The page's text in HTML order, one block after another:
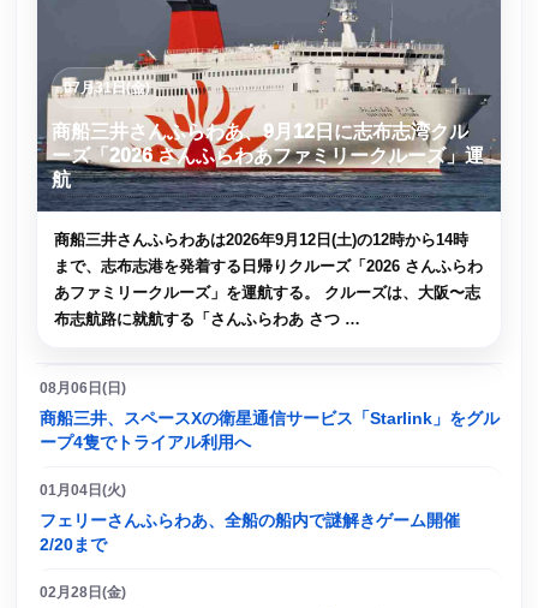
07月31日(金)
商船三井さんふらわあ、9月12日に志布志湾クル
ーズ「2026 さんふらわあファミリークルーズ」運
航
商船三井さんふらわあは2026年9月12日(土)の12時から14時
まで、志布志港を発着する日帰りクルーズ「2026 さんふらわ
あファミリークルーズ」を運航する。 クルーズは、大阪〜志
布志航路に就航する「さんふらわあ さつ …
08月06日(日)
商船三井、スペースXの衛星通信サービス「Starlink」をグル
ープ4隻でトライアル利用へ
01月04日(火)
フェリーさんふらわあ、全船の船内で謎解きゲーム開催
2/20まで
02月28日(金)